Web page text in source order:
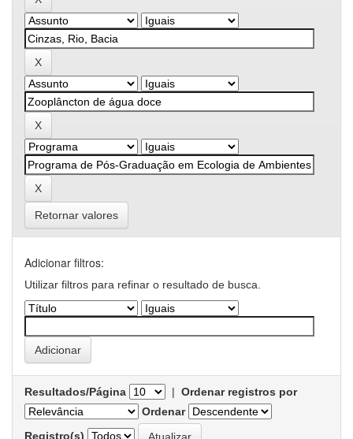
Retornar valores
Adicionar filtros:
Utilizar filtros para refinar o resultado de busca.
Resultados/Página | Ordenar registros por
Ordenar
Registro(s)